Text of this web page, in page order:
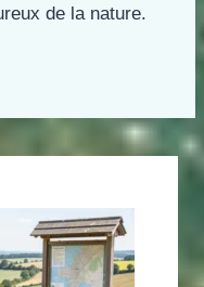
de la nature.